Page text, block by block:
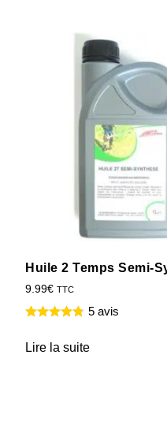
Huile 2 Temps Semi-
9.99€ TTC
5 avis
Lire la suite